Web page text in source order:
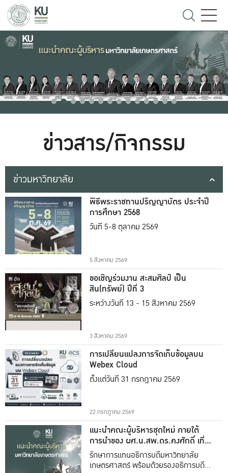
ข่าวสาร/กิจกรรม
ข่าวมหาวิทยาลัย
พิธีพระราชทานปริญญาบัตร ประจำปี
การศึกษา 2568
วันที่ 5-8 ตุลาคม 2569
5 สิงหาคม 2569
ขอเชิญร่วมงาน สะสมศิลป์ เป็น
สิน(ทรัพย์) ปีที่ 3
ระหว่างวันที่ 13 - 15 สิงหาคม 2569
3 สิงหาคม 2569
การเปลี่ยนแปลงการจัดเก็บข้อมูลบน
Webex Cloud
ตั้งแต่วันที่ 31 กรกฎาคม 2569
22 กรกฎาคม 2569
แนะนำคณะผู้บริหารชุดใหม่ ภายใต้
การนำของ ผศ.น.สพ.ดร.คงศักดิ์ เที่ยง
ธรรม
รักษาการแทนอธิการบดีมหาวิทยาลัย
เกษตรศาสตร์ พร้อมด้วยรองอธิการบดีทั้ง